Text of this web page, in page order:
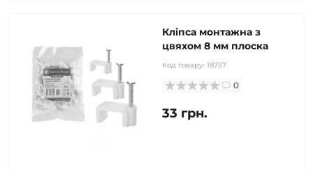
Кліпса монтажна з
цвяхом 8 мм плоска
Код товару: 18757
0
33 грн.